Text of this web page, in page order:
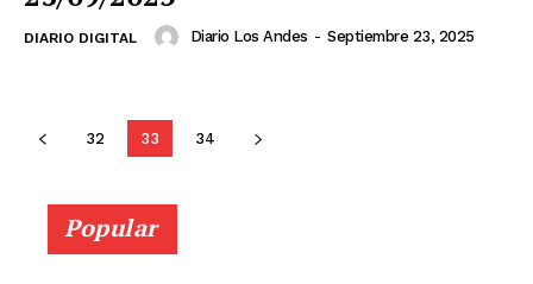
DIARIO DIGITAL Diario Los Andes - Septiembre 23, 2025
32 33 34
Popular